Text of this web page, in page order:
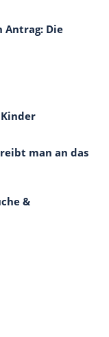
Antrag: Die
man an das
&